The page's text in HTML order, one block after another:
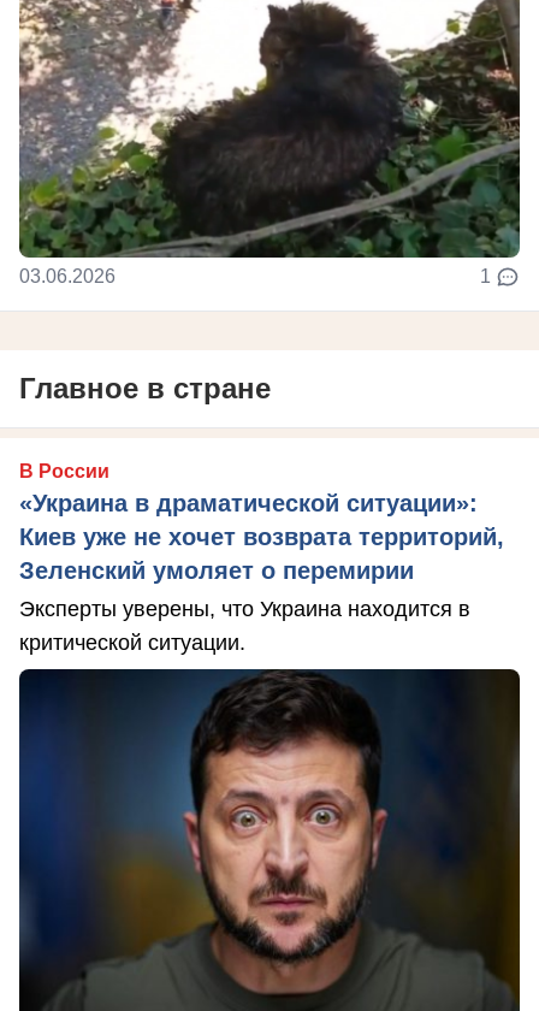
03.06.2026 1
Главное в стране
В России
«Украина в драматической ситуации»:
Киев уже не хочет возврата территорий,
Зеленский умоляет о перемирии
Эксперты уверены, что Украина находится в
критической ситуации.